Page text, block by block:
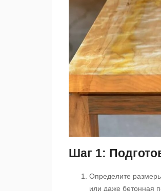
Шаг 1:
Определите
или даже бетонная